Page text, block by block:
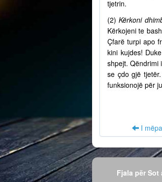
tjetrin.
(2)Kërkoni
Kërkojeni te
Çfarë turpi apo
kini kujdes!
shpejt. Qëndrimi
se çdo gjë
funksionojë për
I
Fjala për